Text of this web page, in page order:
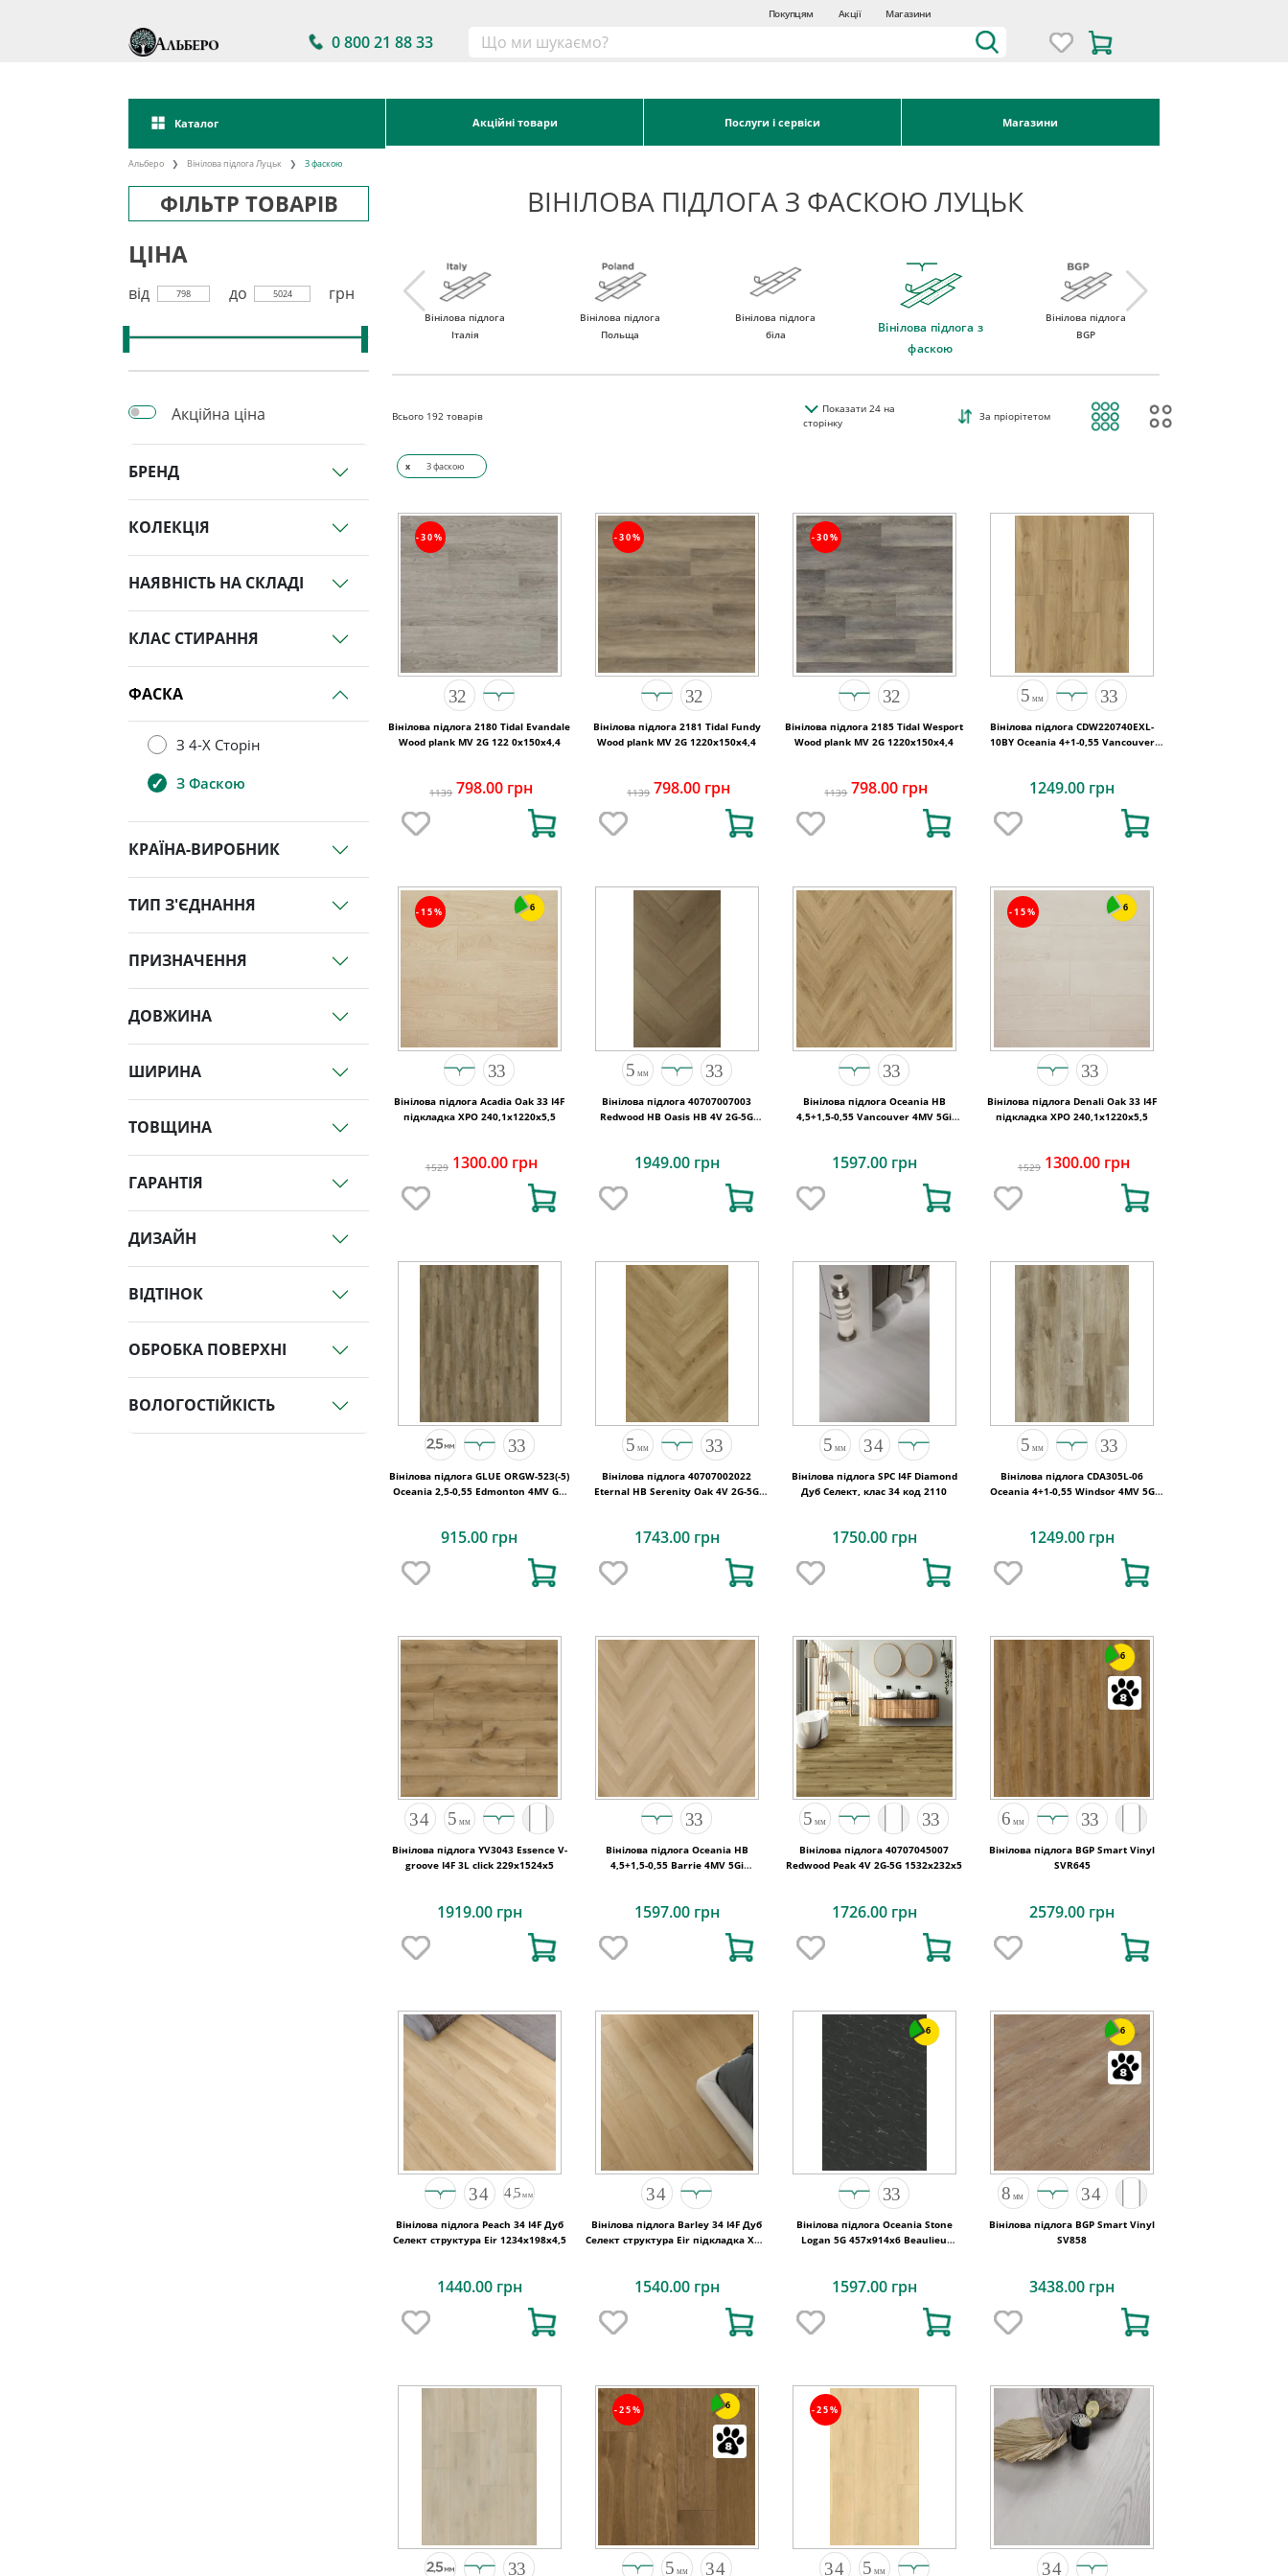
Покупцям Акції Магазини
0 800 21 88 33
Каталог Акційні товари Послуги і сервіси Магазини
Альберо Вінілова підлога Луцьк З фаскою
ФІЛЬТР ТОВАРІВ ВІНІЛОВА ПІДЛОГА З ФАСКОЮ ЛУЦЬК
ЦІНА
від 798 до 5024 грн
Акційна ціна
БРЕНД
КОЛЕКЦІЯ
НАЯВНІСТЬ НА СКЛАДІ
КЛАС СТИРАННЯ
ФАСКА
З 4-Х Сторін
З Фаскою
КРАЇНА-ВИРОБНИК
ТИП З'ЄДНАННЯ
ПРИЗНАЧЕННЯ
ДОВЖИНА
ШИРИНА
ТОВЩИНА
ГАРАНТІЯ
ДИЗАЙН
ВІДТІНОК
ОБРОБКА ПОВЕРХНІ
ВОЛОГОСТІЙКІСТЬ
підлогу
клейова
Вінілова підлога
Італія
Вінілова підлога
Польща
Вінілова підлога
біла
Вінілова підлога з
фаскою
Вінілова підлога
BGP
Всього 192 товарів
Показати24на
сторінку
За пріорітетом
x З фаскою
-30%
Вінілова підлога 2180 Tidal Evandale
Wood plank MV 2G 122 0х150х4,4
1139 798.00 грн
-30%
Вінілова підлога 2181 Tidal Fundy
Wood plank MV 2G 1220х150х4,4
1139 798.00 грн
-30%
Вінілова підлога 2185 Tidal Wesport
Wood plank MV 2G 1220х150х4,4
1139 798.00 грн
Вінілова підлога CDW220740EXL-
10BY Oceania 4+1-0,55 Vancouver
1249.00 грн
-15% 6
Вінілова підлога Acadia Oak 33 I4F
підкладка XPO 240,1x1220х5,5
1529 1300.00 грн
Вінілова підлога 40707007003
Redwood HB Oasis HB 4V 2G-5G
1949.00 грн
Вінілова підлога Oceania HB
4,5+1,5-0,55 Vancouver 4MV 5Gi
1597.00 грн
-15% 6
Вінілова підлога Denali Oak 33 I4F
підкладка XPO 240,1x1220х5,5
1529 1300.00 грн
Вінілова підлога GLUE ORGW-523(-5)
Oceania 2,5-0,55 Edmonton 4MV GD
915.00 грн
Вінілова підлога 40707002022
Eternal HB Serenity Oak 4V 2G-5G
1743.00 грн
Вінілова підлога SPC I4F Diamond
Дуб Селект, клас 34 код 2110
1750.00 грн
Вінілова підлога CDA305L-06
Oceania 4+1-0,55 Windsor 4MV 5G
1249.00 грн
Вінілова підлога YV3043 Essence V-
groove I4F 3L click 229x1524x5
1919.00 грн
Вінілова підлога Oceania HB
4,5+1,5-0,55 Barrie 4MV 5Gi
1597.00 грн
Вінілова підлога 40707045007
Redwood Peak 4V 2G-5G 1532x232x5
1726.00 грн
6
Вінілова підлога BGP Smart Vinyl
SVR645
2579.00 грн
Вінілова підлога Peach 34 I4F Дуб
Селект структура Eir 1234х198х4,5
1440.00 грн
Вінілова підлога Barley 34 I4F Дуб
Селект структура Eir підкладка XPO
1540.00 грн
6
Вінілова підлога Oceania Stone
Logan 5G 457x914х6 Beaulieu
1597.00 грн
6
Вінілова підлога BGP Smart Vinyl
SV858
3438.00 грн
-25% 6 -25%